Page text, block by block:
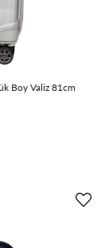
Boy Valiz 81cm